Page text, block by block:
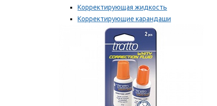
Корректирующая жидкость
Корректирующие карандаши
Корректирующие ленты
Мы рекомендуем